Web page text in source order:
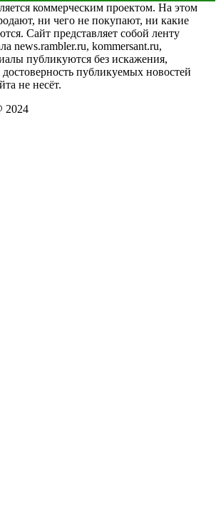
коммерческим проектом. На этом
ни чего не покупают, ни какие
Сайт представляет собой ленту
news.rambler.ru, kommersant.ru,
публикуются без искажения,
достоверность публикуемых новостей
не несёт.
2024